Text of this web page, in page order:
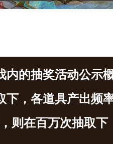
内的抽奖活动公示
下，各道具产出频
则在百万次抽取